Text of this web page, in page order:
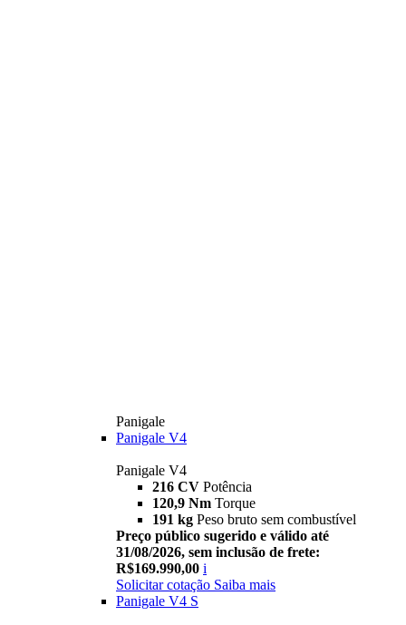
Panigale
Panigale V4
Panigale V4
216 CV Potência
120,9 Nm Torque
191 kg Peso bruto sem combustível
Preço público sugerido e válido até
31/08/2026, sem inclusão de frete:
R$169.990,00 i
Solicitar cotação Saiba mais
Panigale V4 S